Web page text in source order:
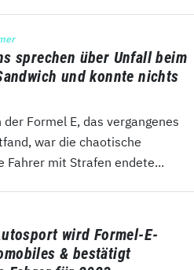
sprechen über Unfall beim
und konnte nichts
Formel E, das vergangenes
war die chaotische
Fahrer mit Strafen endete...
wird Formel-E-
& bestätigt